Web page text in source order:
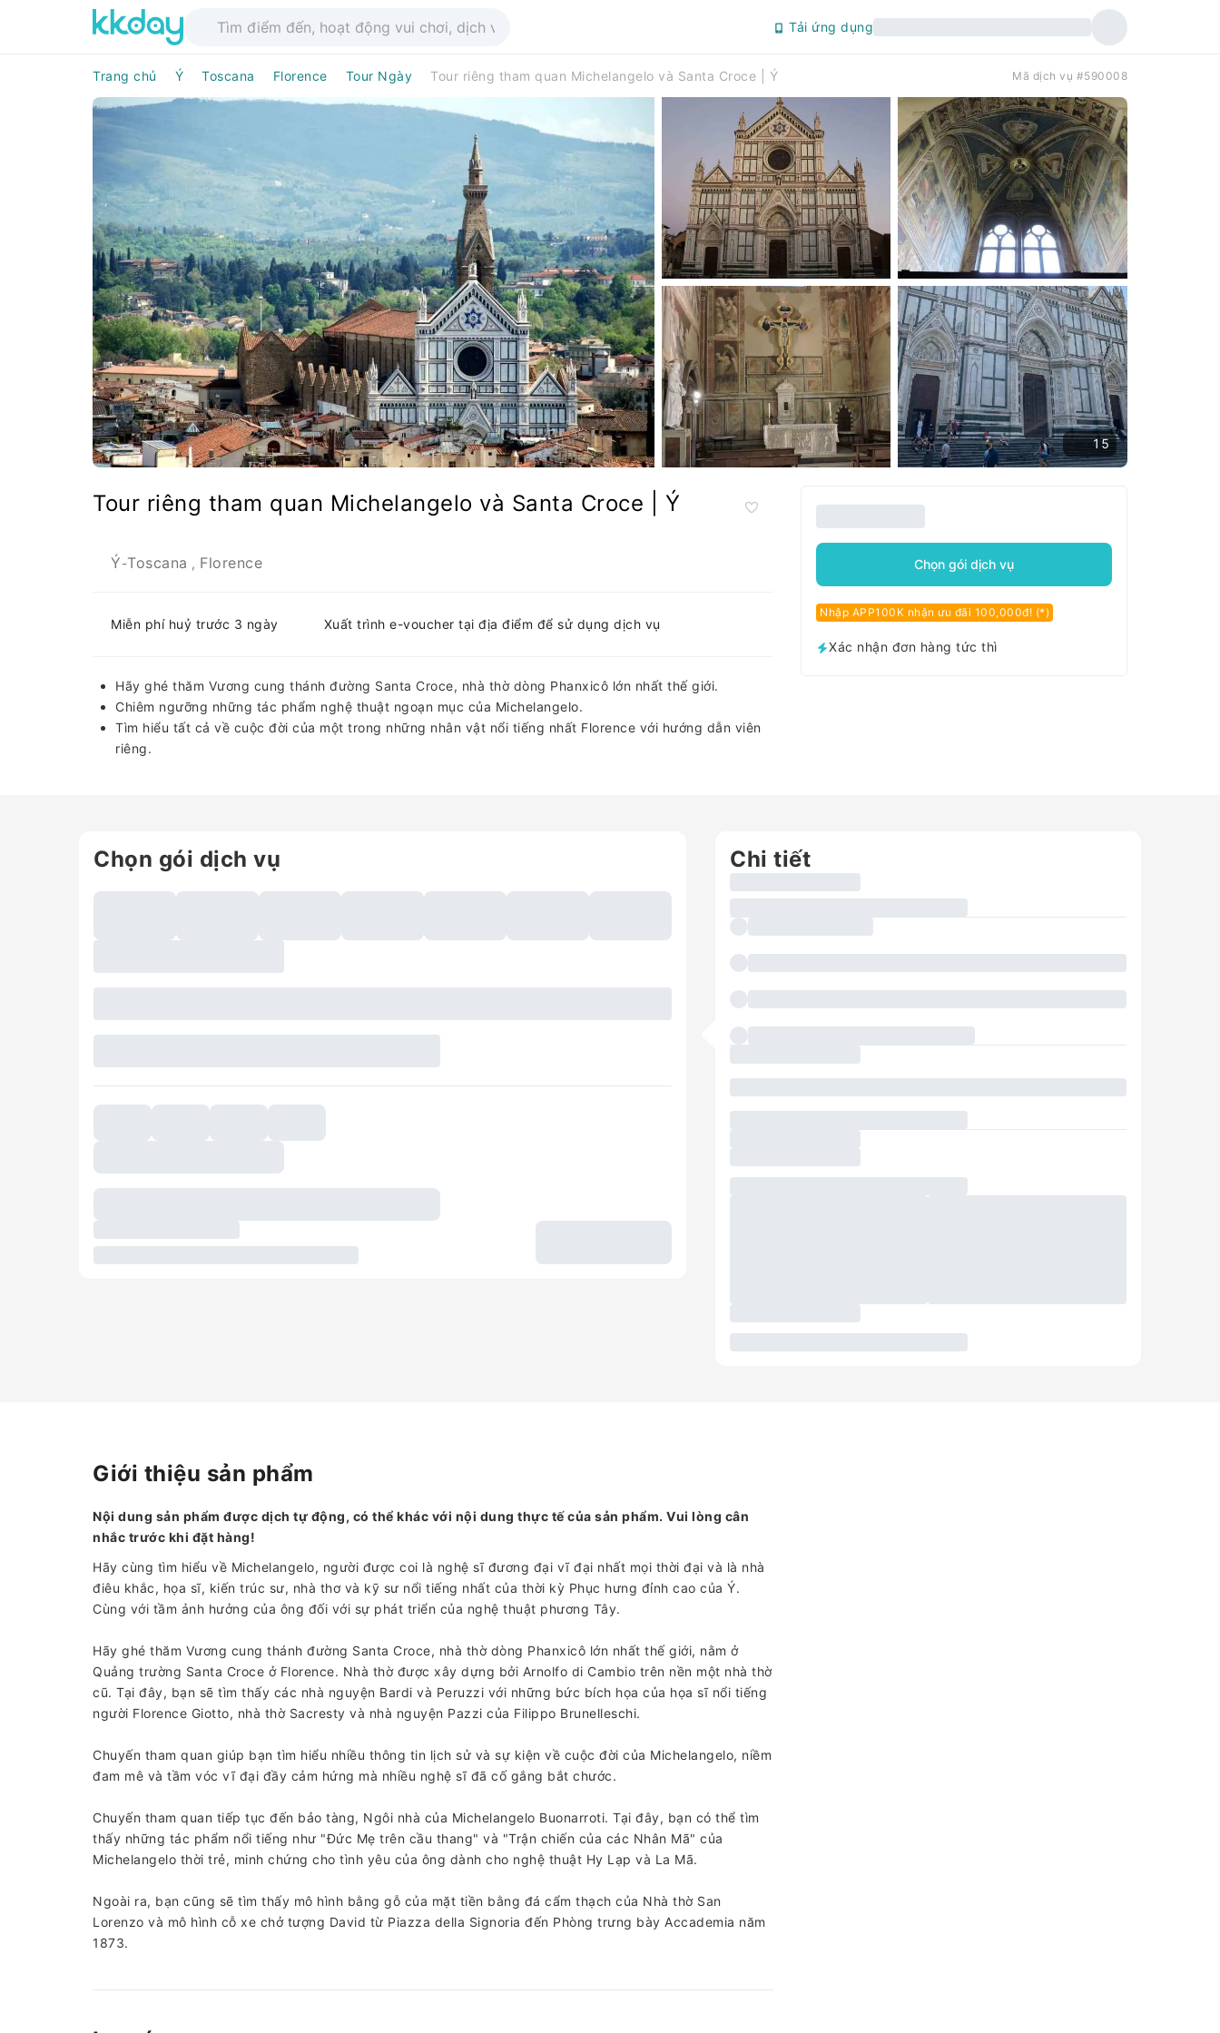
Tải ứng dụng
Trang chủ Ý Toscana Florence Tour Ngày Tour riêng tham quan Michelangelo và Santa Croce | Ý Mã dịch vụ #590008
15
Tour riêng tham quan Michelangelo và Santa Croce | Ý
Ý-Toscana , Florence
Miễn phí huỷ trước 3 ngày Xuất trình e-voucher tại địa điểm để sử dụng dịch vụ
Hãy ghé thăm Vương cung thánh đường Santa Croce, nhà thờ dòng Phanxicô lớn nhất thế giới.
Chiêm ngưỡng những tác phẩm nghệ thuật ngoạn mục của Michelangelo.
Tìm hiểu tất cả về cuộc đời của một trong những nhân vật nổi tiếng nhất Florence với hướng dẫn viên
riêng.
Chọn gói dịch vụ
Nhập APP100K nhận ưu đãi 100,000đ! (*)
Xác nhận đơn hàng tức thì
Chọn gói dịch vụ Chi tiết
Giới thiệu sản phẩm
Nội dung sản phẩm được dịch tự động, có thể khác với nội dung thực tế của sản phẩm. Vui lòng cân
nhắc trước khi đặt hàng!
Hãy cùng tìm hiểu về Michelangelo, người được coi là nghệ sĩ đương đại vĩ đại nhất mọi thời đại và là nhà
điêu khắc, họa sĩ, kiến ​​trúc sư, nhà thơ và kỹ sư nổi tiếng nhất của thời kỳ Phục hưng đỉnh cao của Ý.
Cùng với tầm ảnh hưởng của ông đối với sự phát triển của nghệ thuật phương Tây.
Hãy ghé thăm Vương cung thánh đường Santa Croce, nhà thờ dòng Phanxicô lớn nhất thế giới, nằm ở
Quảng trường Santa Croce ở Florence. Nhà thờ được xây dựng bởi Arnolfo di Cambio trên nền một nhà thờ
cũ. Tại đây, bạn sẽ tìm thấy các nhà nguyện Bardi và Peruzzi với những bức bích họa của họa sĩ nổi tiếng
người Florence Giotto, nhà thờ Sacresty và nhà nguyện Pazzi của Filippo Brunelleschi.
Chuyến tham quan giúp bạn tìm hiểu nhiều thông tin lịch sử và sự kiện về cuộc đời của Michelangelo, niềm
đam mê và tầm vóc vĩ đại đầy cảm hứng mà nhiều nghệ sĩ đã cố gắng bắt chước.
Chuyến tham quan tiếp tục đến bảo tàng, Ngôi nhà của Michelangelo Buonarroti. Tại đây, bạn có thể tìm
thấy những tác phẩm nổi tiếng như "Đức Mẹ trên cầu thang" và "Trận chiến của các Nhân Mã" của
Michelangelo thời trẻ, minh chứng cho tình yêu của ông dành cho nghệ thuật Hy Lạp và La Mã.
Ngoài ra, bạn cũng sẽ tìm thấy mô hình bằng gỗ của mặt tiền bằng đá cẩm thạch của Nhà thờ San
Lorenzo và mô hình cỗ xe chở tượng David từ Piazza della Signoria đến Phòng trưng bày Accademia năm
1873.